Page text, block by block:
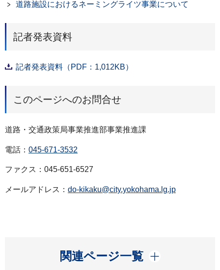
道路施設におけるネーミングライツ事業について
記者発表資料
記者発表資料（PDF：1,012KB）
このページへのお問合せ
道路・交通政策局事業推進部事業推進課
電話： 045-671-3532
ファクス：045-651-6527
メールアドレス： do-kikaku@city.yokohama.lg.jp
関連ページ一覧
開く